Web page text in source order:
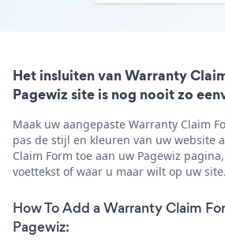
Het insluiten van Warranty
Pagewiz site is nog nooit zo
Maak uw aangepaste Warranty Claim
pas de stijl en kleuren van uw website
Claim Form toe aan uw Pagewiz
voettekst of waar u maar wilt op uw site.
How To Add a Warranty Claim
Pagewiz: